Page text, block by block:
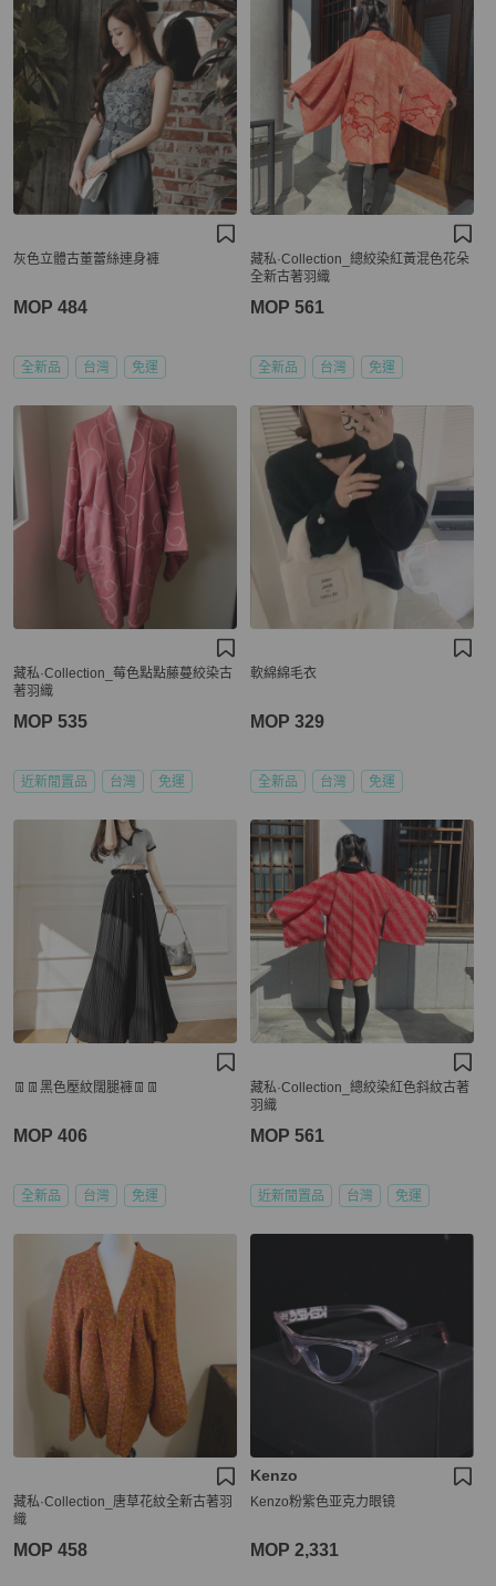
灰色立體古董蕾絲連身褲
MOP 484
全新品 台灣 免運
藏私·Collection_總絞染紅黃混色花朵
全新古著羽織
MOP 561
全新品 台灣 免運
藏私·Collection_莓色點點藤蔓絞染古
著羽織
MOP 535
近新閒置品 台灣 免運
軟綿綿毛衣
MOP 329
全新品 台灣 免運
👖👖黑色壓紋闊腿褲👖👖
MOP 406
全新品 台灣 免運
藏私·Collection_總絞染紅色斜紋古著
羽織
MOP 561
近新閒置品 台灣 免運
藏私·Collection_唐草花紋全新古著羽
織
MOP 458
Kenzo
Kenzo粉紫色亚克力眼镜
MOP 2,331